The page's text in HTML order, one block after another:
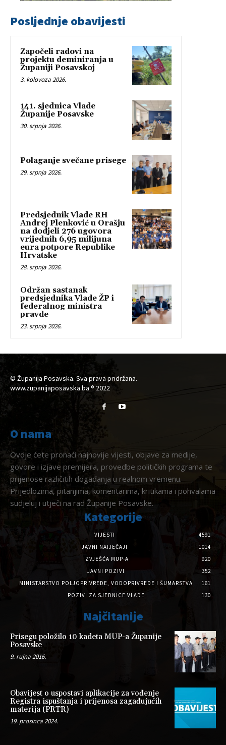
Posljednje obavijesti
Započeli radovi na
projektu deminiranja u
Županiji Posavskoj
3. kolovoza 2026.
141. sjednica Vlade
Županije Posavske
30. srpnja 2026.
Polaganje svečane prisege
29. srpnja 2026.
Predsjednik Vlade RH
Andrej Plenković u Orašju
na dodjeli 276 ugovora
vrijednih 6,95 milijuna
eura potpore Republike
Hrvatske
28. srpnja 2026.
Održan sastanak
predsjednika Vlade ŽP i
federalnog ministra
pravde
23. srpnja 2026.
© Županija Posavska. Sva prava pridržana.
www.zupanijaposavska.ba ® 2022
O nama
Ovdje ćete pronaći najnovije vijesti, objave za medije,
govore i izjave premijera, provedbe političkih programa te
prijenose različitih događanja u realnom vremenu.
Prijedlozima, pitanjima, komentarima, kritikama i pohvalama
sudjeluj i utječi na rad Županije Posavske.
Kategorije
VIJESTI
4591
JAVNI NATJEČAJI
1014
IZVJEŠĆA MUP-A
920
JAVNI POZIVI
352
MINISTARSTVO POLJOPRIVREDE, VODOPRIVREDE I ŠUMARSTVA
161
POZIVI ZA SJEDNICE VLADE
130
Najčitanije
Prisegu položilo 10 kadeta MUP-a Županije
Posavske
9. rujna 2016.
Obavijest o uspostavi aplikacije za vođenje
Registra ispuštanja i prijenosa zagađujućih
materija (PRTR)
19. prosinca 2024.